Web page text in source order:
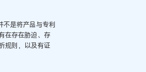
不是将产品与专利
在存在胁迫、存
规则，以及有证